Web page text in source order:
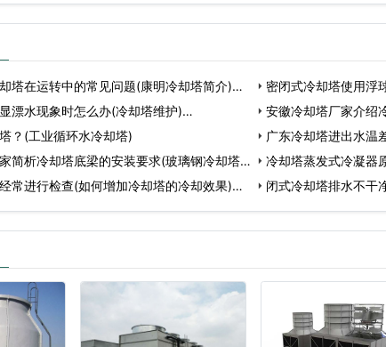
塔在运转中的常见问题(康明冷却塔简介)…
密闭式冷却塔使用浮
…
漂水现象时怎么办(冷却塔维护)…
安徽冷却塔厂家介绍
…
？(工业循环水冷却塔)
广东冷却塔进出水温
简析冷却塔底梁的安装要求(玻璃钢冷却塔
冷却塔蒸发式冷凝器
常进行检查(如何增加冷却塔的冷却效果)…
闭式冷却塔排水不干